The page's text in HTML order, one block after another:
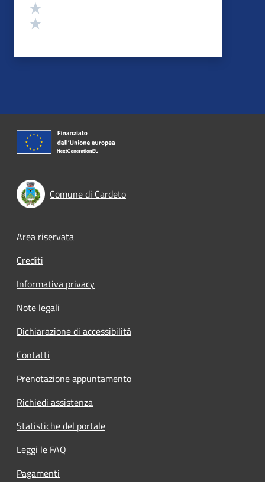
Comune di Cardeto
Footer menu
Area riservata
Crediti
Informativa privacy
Note legali
Dichiarazione di accessibilità
Contatti
Prenotazione appuntamento
Richiedi assistenza
Statistiche del portale
Leggi le FAQ
Pagamenti